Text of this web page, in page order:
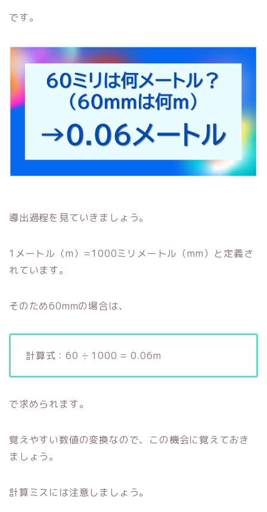
です。
導出過程を見ていきましょう。
1メートル（m）=1000ミリメートル（mm）と定義さ
れています。
そのため60mmの場合は、
計算式：60 ÷ 1000 = 0.06m
で求められます。
覚えやすい数値の変換なので、この機会に覚えておき
ましょう。
計算ミスには注意しましょう。